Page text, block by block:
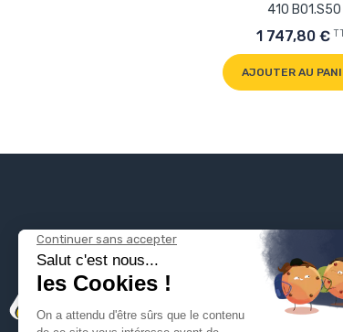
410 B01.S50
1 747,80 €
AJOUTER AU